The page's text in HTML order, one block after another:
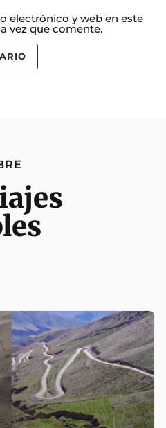
electrónico y web en este
vez que comente.